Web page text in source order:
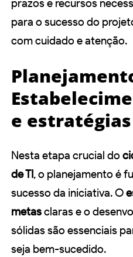
prazos e recursos
para o sucesso do
com cuidado e atenção.
e estratégias
Nesta etapa crucial do
de TI, o planejamento é
sucesso da iniciativa. O
metasclaras e o
sólidas são essenciais
seja bem-sucedido.